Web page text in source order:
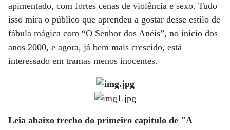
apimentado, com fortes cenas de violência e sexo. Tudo
isso mira o público que aprendeu a gostar desse estilo de
fábula mágica com “O Senhor dos Anéis”, no início dos
anos 2000, e agora, já bem mais crescido, está
interessado em tramas menos inocentes.
Leia abaixo trecho do primeiro capítulo de "A